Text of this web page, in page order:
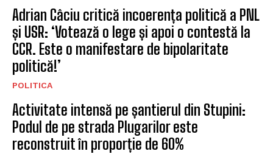
Adrian Câciu critică incoerența politică a PNL
și USR: ‘Votează o lege și apoi o contestă la
CCR. Este o manifestare de bipolaritate
politică!’
POLITICA
Activitate intensă pe șantierul din Stupini:
Podul de pe strada Plugarilor este
reconstruit în proporție de 60%